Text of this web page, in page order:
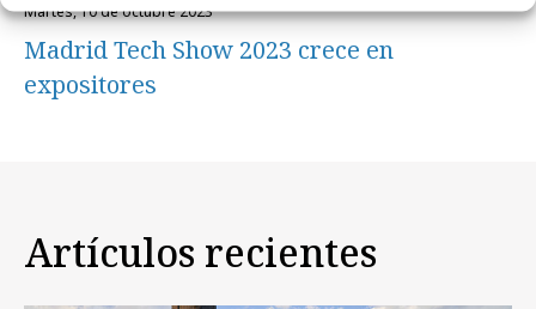
martes, 10 de octubre 2023
Madrid Tech Show 2023 crece en
expositores
Artículos recientes